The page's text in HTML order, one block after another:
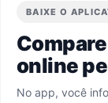
BAIXE O
online
No app, você